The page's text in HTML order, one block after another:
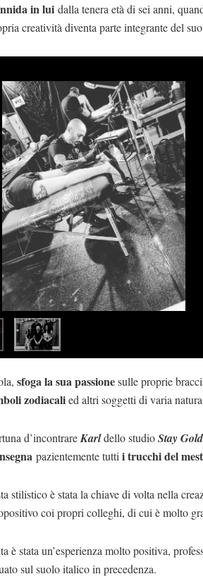
in lui dalla tenera età di sei anni,
creatività diventa parte integrante del
sfoga la sua passionesulle proprie
zodiacalied altri soggetti di varia
d’incontrareKarldello studioStay
pazientemente tutti i trucchi del
stilistico è stata la chiave di volta nella
coi propri colleghi, di cui è molto
è stata un’esperienza molto positiva,
sul suolo italico in precedenza.